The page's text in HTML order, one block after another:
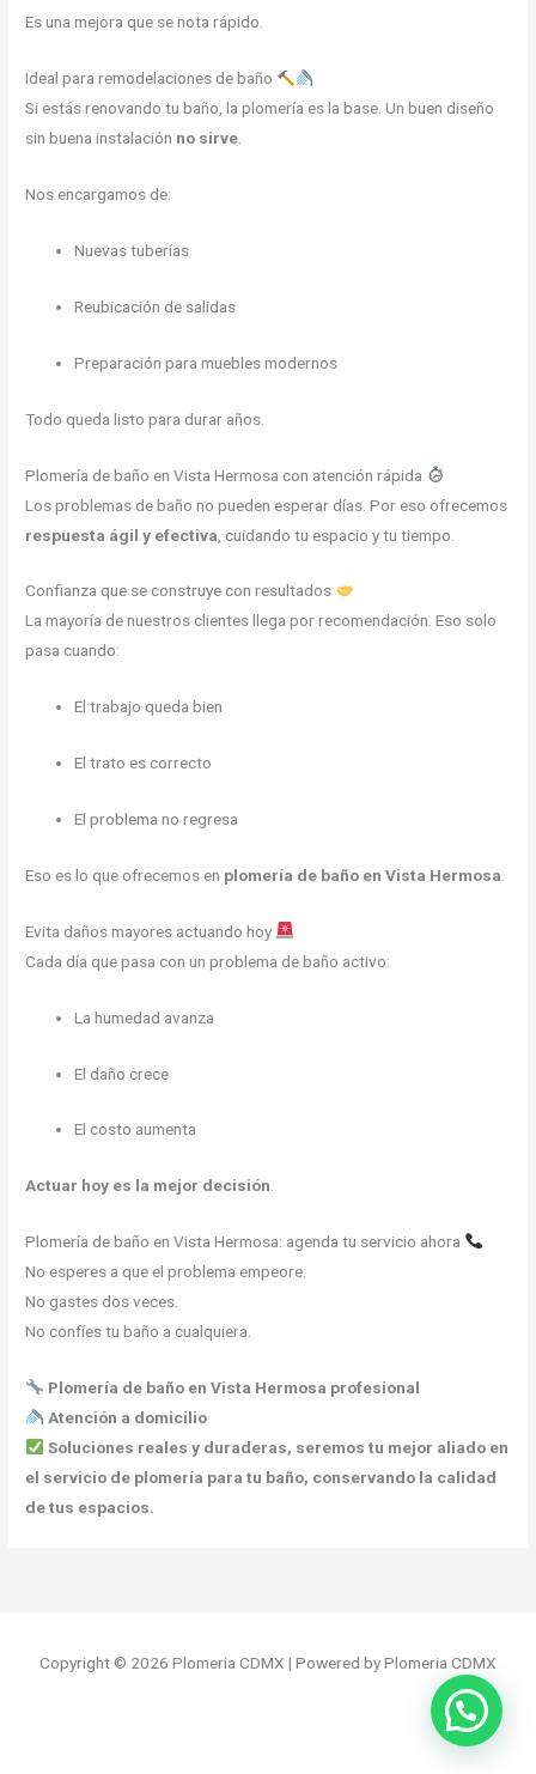
Es una mejora que se nota rápido.
Ideal para remodelaciones de baño
Si estás renovando tu baño, la plomería es la base. Un buen diseño
sin buena instalación no sirve.
Nos encargamos de:
Nuevas tuberías
Reubicación de salidas
Preparación para muebles modernos
Todo queda listo para durar años.
Plomería de baño en Vista Hermosa con atención rápida
Los problemas de baño no pueden esperar días. Por eso ofrecemos
respuesta ágil y efectiva , cuidando tu espacio y tu tiempo.
Confianza que se construye con resultados
La mayoría de nuestros clientes llega por recomendación. Eso solo
pasa cuando:
El trabajo queda bien
El trato es correcto
El problema no regresa
Eso es lo que ofrecemos en plomería de baño en Vista Hermosa
Evita daños mayores actuando hoy
Cada día que pasa con un problema de baño activo:
La humedad avanza
El daño crece
El costo aumenta
Actuar hoy es la mejor decisión.
Plomería de baño en Vista Hermosa: agenda tu servicio ahora
No esperes a que el problema empeore.
No gastes dos veces.
No confíes tu baño a cualquiera.
Plomería de baño en Vista Hermosa profesional
Atención a domicilio
Soluciones reales y duraderas, seremos tu mejor aliado en
el servicio de plomería para tu baño, conservando la calidad
de tus espacios.
Copyright © 2026 Plomeria CDMX | Powered by Plomeria CDMX